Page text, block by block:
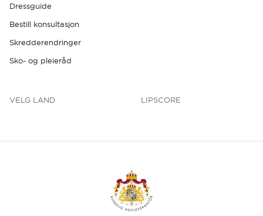
Dressguide
Bestill konsultasjon
Skredderendringer
Sko- og pleieråd
VELG LAND LIPSCORE